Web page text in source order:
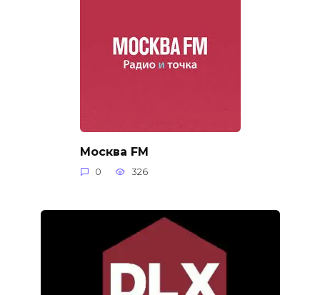
Москва FM
0 326